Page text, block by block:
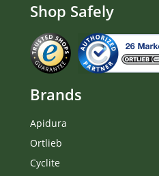
Shop Safely
Brands
Apidura
Ortlieb
Cyclite